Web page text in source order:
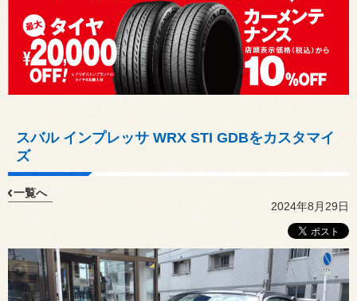
スバル インプレッサ WRX STI GDBをカスタマイ
ズ
一覧へ
2024年8月29日